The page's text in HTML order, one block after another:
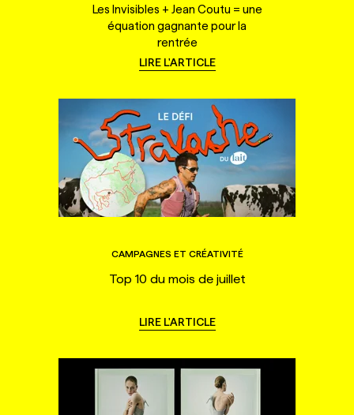
Les Invisibles + Jean Coutu = une
équation gagnante pour la
rentrée
LIRE L'ARTICLE
CAMPAGNES ET CRÉATIVITÉ
Top 10 du mois de juillet
LIRE L'ARTICLE